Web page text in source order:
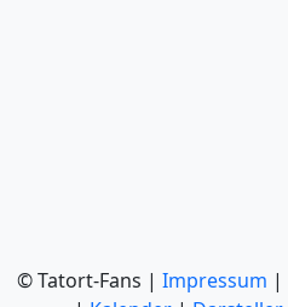
© Tatort-Fans | Impressum |